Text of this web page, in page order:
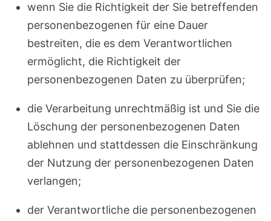
wenn Sie die Richtigkeit der Sie betreffenden
personenbezogenen für eine Dauer
bestreiten, die es dem Verantwortlichen
ermöglicht, die Richtigkeit der
personenbezogenen Daten zu überprüfen;
die Verarbeitung unrechtmäßig ist und Sie die
Löschung der personenbezogenen Daten
ablehnen und stattdessen die Einschränkung
der Nutzung der personenbezogenen Daten
verlangen;
der Verantwortliche die personenbezogenen